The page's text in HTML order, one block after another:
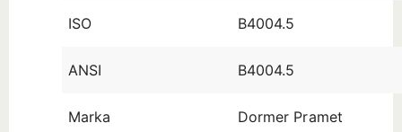
ISO B4004.5
ANSI B4004.5
Marka Dormer Pramet